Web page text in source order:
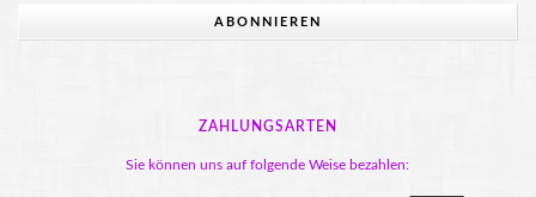
ABONNIEREN
ZAHLUNGSARTEN
Sie können uns auf folgende Weise bezahlen: